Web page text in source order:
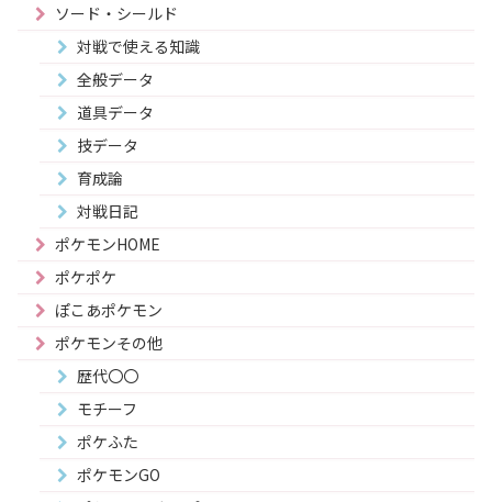
ソード・シールド
対戦で使える知識
全般データ
道具データ
技データ
育成論
対戦日記
ポケモンHOME
ポケポケ
ぽこあポケモン
ポケモンその他
歴代〇〇
モチーフ
ポケふた
ポケモンGO